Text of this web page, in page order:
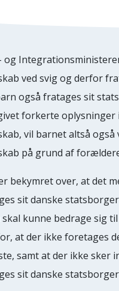
og
ved svig og derfor
også fratages sit
forkerte
vil barnet altså
på grund af
bekymret over, at det
sit danske
kunne bedrage sig
at der ikke foretages
samt at der ikke sker
sit danske